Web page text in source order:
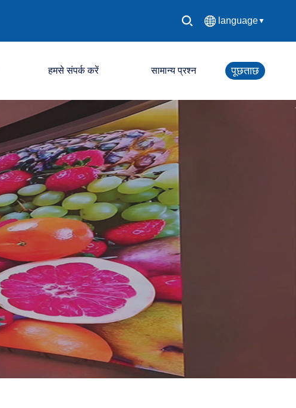
language▼
中文简体
English
Español
हमसे संपर्क करें सामान्य प्रश्न
एलईडी नियंत्रण प्रणाली
एलईडी डिस्प्ले स्क्रीन
पूछताछ